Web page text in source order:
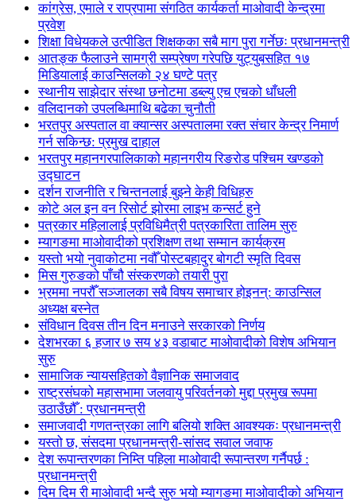
कांग्रेस, एमाले र राप्रपामा संगठित कार्यकर्ता माओवादी केन्द्रमा
प्रवेश
शिक्षा विधेयकले उत्पीडित शिक्षकका सबै माग पुरा गर्नेछः प्रधानमन्त्री
आतङ्क फैलाउने सामग्री सम्प्रेषण गरेपछि युट्युबसहित १७
मिडियालाई काउन्सिलको २४ घण्टे पत्र
स्थानीय साझेदार संस्था छनोटमा डब्ल्यु एच एचको धाँधली
वलिदानको उपलब्धिमाथि बढेका चुनौती
भरतपुर अस्पताल वा क्यान्सर अस्पतालमा रक्त संचार केन्द्र निमार्ण
गर्न सकिन्छ: प्रमुख दाहाल
भरतपुर महानगरपालिकाको महानगरीय रिङरोड पश्चिम खण्डको
उद्घाटन
दर्शन राजनीति र चिन्तनलाई बुझ्ने केही विधिहरु
कोटे अल इन वन रिसोर्ट झोरमा लाइभ कन्सर्ट हुने
पत्रकार महिलालाई प्रविधिमैत्री पत्रकारिता तालिम सुरु
म्यागङमा माओवादीको प्रशिक्षण तथा सम्मान कार्यक्रम
यस्तो भयो नुवाकोटमा नवौँ पोस्टबहादुर बोगटी स्मृति दिवस
मिस गुरुङको पाँचौ संस्करणको तयारी पुरा
भ्रममा नपरौँ सञ्जालका सबै विषय समाचार होइनन्: काउन्सिल
अध्यक्ष बस्नेत
संविधान दिवस तीन दिन मनाउने सरकारको निर्णय
देशभरका ६ हजार ७ सय ४३ वडाबाट माओवादीको विशेष अभियान
सुरु
सामाजिक न्यायसहितको वैज्ञानिक समाजवाद
राष्ट्रसंघको महासभामा जलवायु परिवर्तनको मुद्दा प्रमुख रूपमा
उठाउँछौँ : प्रधानमन्त्री
समाजवादी गणतन्त्रका लागि बलियो शक्ति आवश्यकः प्रधानमन्त्री
यस्तो छ, संसदमा प्रधानमन्त्री-सांसद सवाल जवाफ
देश रूपान्तरणका निम्ति पहिला माओवादी रूपान्तरण गर्नैपर्छ :
प्रधानमन्त्री
दिम दिम री माओवादी भन्दै सुरु भयो म्यागङमा माओवादीको अभियान